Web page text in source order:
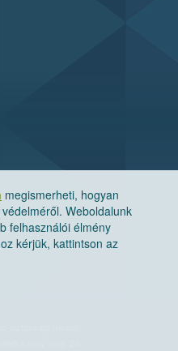
megismerheti, hogyan
Weboldalunk
felhasználói élmény
kérjük, kattintson az
biztonsági Hivatal